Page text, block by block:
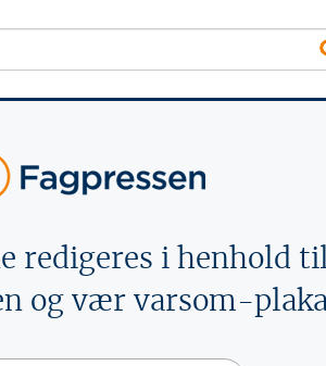
redigeres i henhold
og vær varsom-